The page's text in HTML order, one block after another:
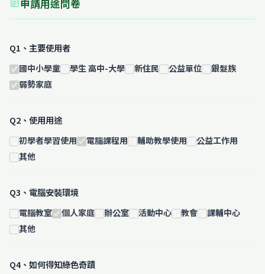
assignment申請用途問卷
Q1、主要使用者
國中小學童 學生 高中-大學 新住民 公益單位
銀髮族
弱勢家庭
Q2、使用用途
初學者學習使用 電腦課程用 輔助教學使用
公益工作用
其他
Q3、電腦安裝環境
電腦教室 個人家庭 辦公室 活動中心 教會
課輔中心
其他
Q4、如何得知綠色奇蹟